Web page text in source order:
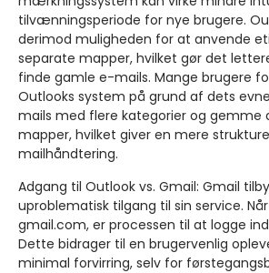
tilvænningsperiode for nye brugere.
derimod muligheden for at anvende
separate mapper, hvilket gør det
finde gamle e-mails. Mange brugere
Outlooks system på grund af dets
mails med flere kategorier og gemme
mapper, hvilket giver en mere
mailhåndtering.
Adgang til Outlook vs. Gmail: Gmail
uproblematisk tilgang til sin service.
gmail.com, er processen til at logge
Dette bidrager til en brugervenlig
minimal forvirring, selv for